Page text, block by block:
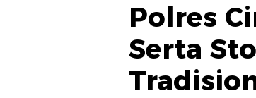
Polres
Serta